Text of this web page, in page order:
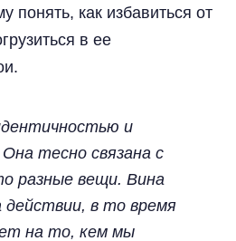
понять, как избавиться от
в ее
и
тесно связана с
разные вещи. Вина
действии, в то время
на то, кем мы